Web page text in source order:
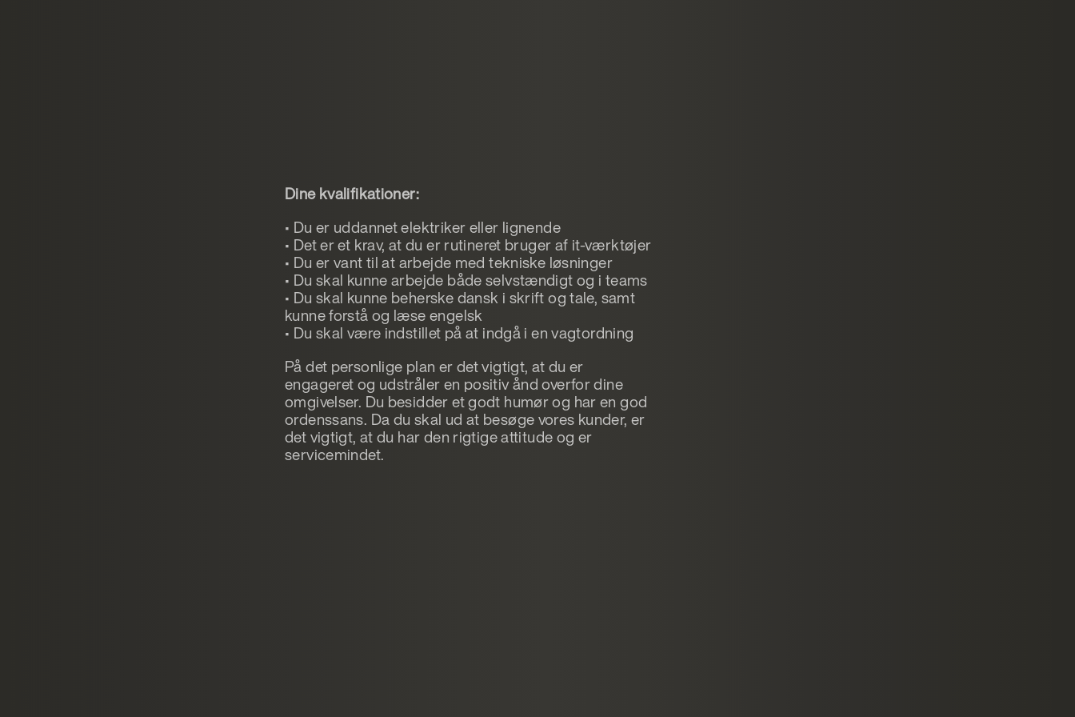
Dine kvalifikationer:
• Du er uddannet elektriker eller lignende
• Det er et krav, at du er rutineret bruger af it-værktøjer
• Du er vant til at arbejde med tekniske løsninger
• Du skal kunne arbejde både selvstændigt og i teams
• Du skal kunne beherske dansk i skrift og tale, samt
kunne forstå og læse engelsk
• Du skal være indstillet på at indgå i en vagtordning
På det personlige plan er det vigtigt, at du er
engageret og udstråler en positiv ånd overfor dine
omgivelser. Du besidder et godt humør og har en god
ordenssans. Da du skal ud at besøge vores kunder, er
det vigtigt, at du har den rigtige attitude og er
servicemindet.